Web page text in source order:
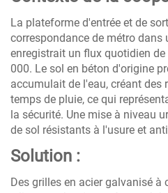
La plateforme d'entrée et de
correspondance de métro dans
enregistrait un flux quotidien
000. Le sol en béton d'origine
accumulait de l'eau, créant des
temps de pluie, ce qui
la sécurité. Une mise à niveau
de sol résistants à l'usure et
Solution :
Des grilles en acier galvanisé à